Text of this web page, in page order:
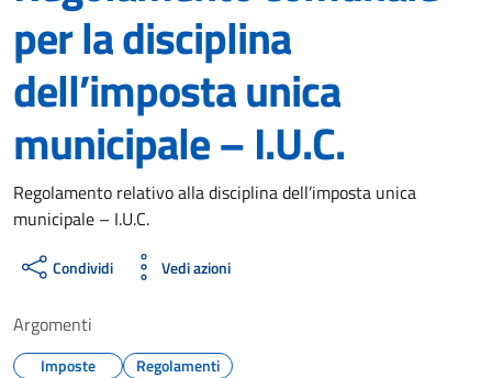
per la disciplina
dell’imposta unica
municipale – I.U.C.
Dettagli del documento
Regolamento relativo alla disciplina dell’imposta unica
municipale – I.U.C.
Condividi Vedi azioni
Argomenti
Imposte Regolamenti